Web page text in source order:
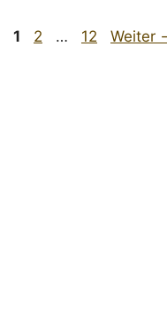
Seite
1 Seite
2 … Seite
12 Weiter